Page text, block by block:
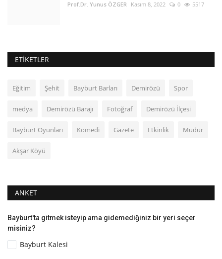
Prof.Dr. Yunus ÖZGER Kasım 8, 2022 0 5517
ETIKETLER
Eğitim Şehit Bayburt Barları Demirözü Spor
medya Demirözü Barajı Fotoğraf Demirözü İlçesi
Bayburt Oyunları Komedi Gazete Etkinlik Müdür
Akşar Köyü
ANKET
Bayburt'ta gitmek isteyip ama gidemediğiniz bir yeri seçer
misiniz?
Bayburt Kalesi